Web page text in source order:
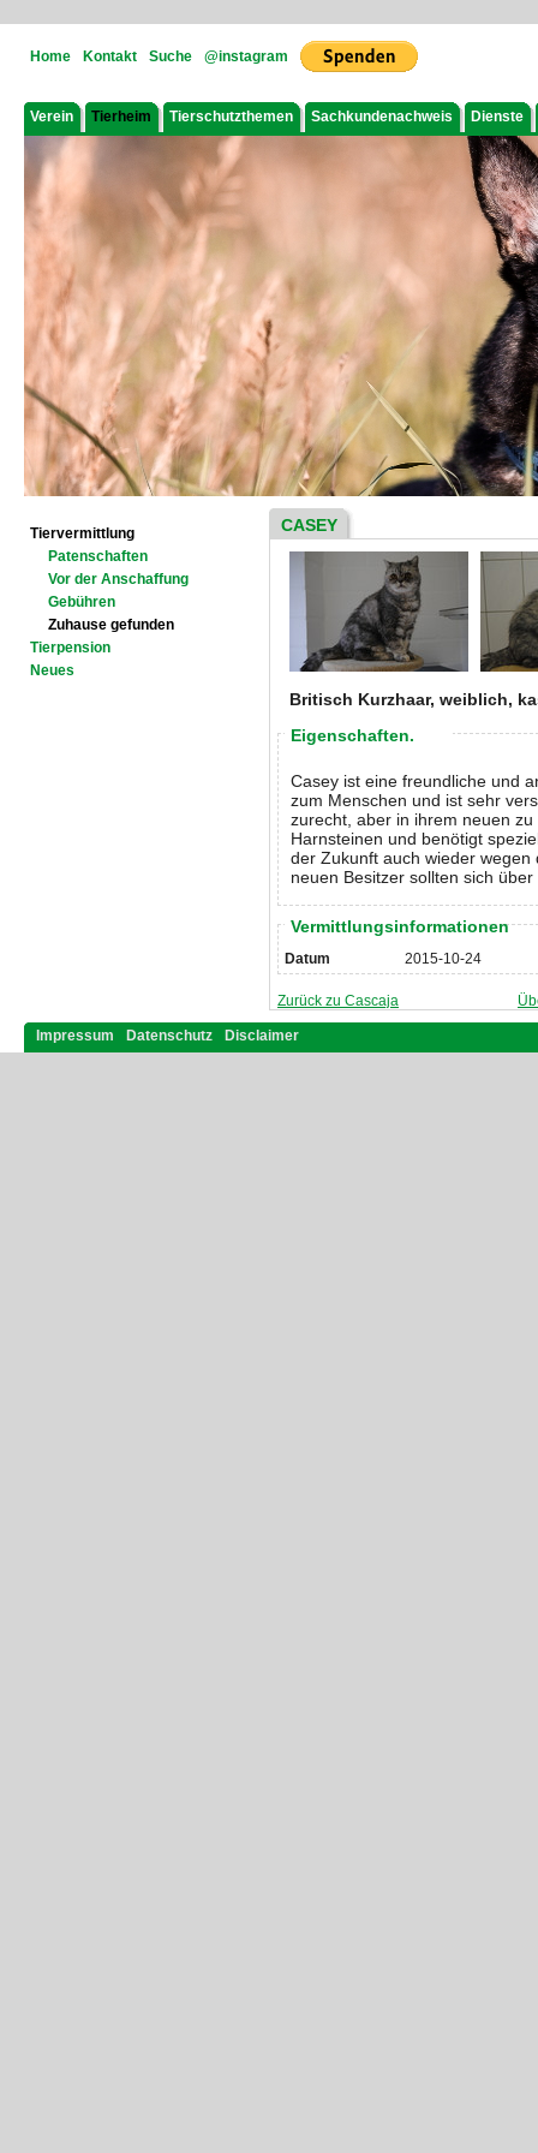
Home Kontakt Suche @instagram
Verein Tierheim Tierschutzthemen Sachkundenachweis Dienste
Tiervermittlung
Patenschaften
Vor der Anschaffung
Gebühren
Zuhause gefunden
Tierpension
Neues
CASEY
Britisch Kurzhaar, weiblich,
Eigenschaften.
Casey ist eine freundliche und
zum Menschen und ist sehr
zurecht, aber in ihrem neuen
Harnsteinen und benötigt
der Zukunft auch wieder
neuen Besitzer sollten sich
Vermittlungsinformationen
Datum 2015-10-24
Zurück zu Cascaja
Impressum Datenschutz Disclaimer